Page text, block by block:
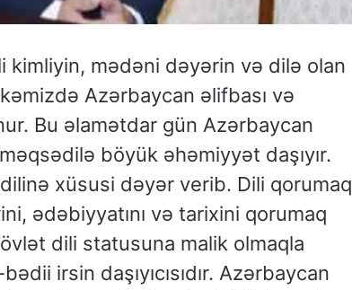
kimliyin, mədəni dəyərin və dilə olan
Azərbaycan əlifbası və
Bu əlamətdar gün Azərbaycan
böyük əhəmiyyət daşıyır.
xüsusi dəyər verib. Dili qorumaq
ədəbiyyatını və tarixini qorumaq
dili statusuna malik olmaqla
irsin daşıyıcısıdır. Azərbaycan